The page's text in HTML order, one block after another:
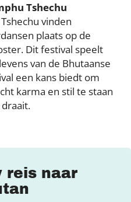
Tshechu
vinden
plaats op de
Dit festival speelt
van de Bhutaanse
een kans biedt om
karma en stil te staan
reis naar